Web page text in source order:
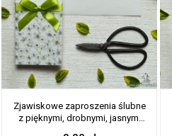
Zjawiskowe zaproszenia ślubne
z pięknymi, drobnymi, jasnymi